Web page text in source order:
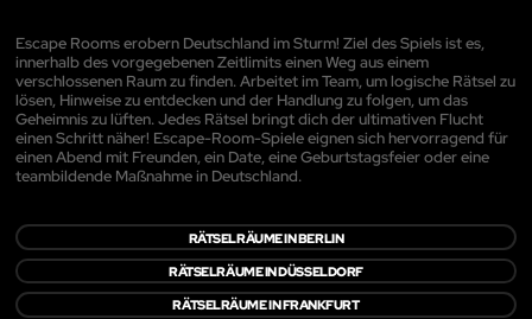
Escape Rooms erobern Deutschland im Sturm! Ziel des Spiels ist es,
innerhalb des vorgegebenen Zeitlimits einen Weg aus einem
verschlossenen Raum zu finden. Arbeitet im Team, um logische Rätsel zu
lösen, Hinweise zu entdecken und der Handlung zu folgen, um das
Geheimnis zu lüften. Jedes Rätsel bringt dich der ultimativen Flucht
einen Schritt näher! Escape-Room-Spiele eignen sich hervorragend für
einen Abend mit Freunden, ein Date, eine Geburtstagsfeier oder eine
teambildende Maßnahme in Deutschland.
RÄTSELRÄUME IN BERLIN
RÄTSELRÄUME IN DÜSSELDORF
RÄTSELRÄUME IN FRANKFURT